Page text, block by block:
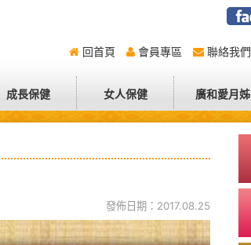
回首頁 會員專區 聯絡我們
成長保健 女人保健 廣和愛月姊
發佈日期：2017.08.25